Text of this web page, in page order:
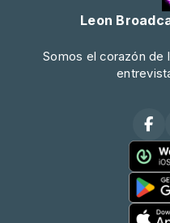
Leon
Somos el corazón de